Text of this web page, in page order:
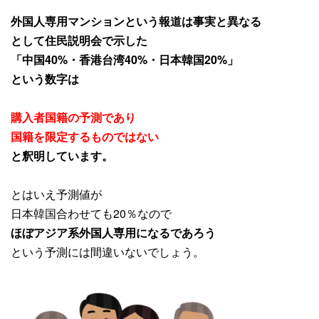
外国人専用マンションという報道は事実と異なる
として住民説明会で示した
「中国40%・香港台湾40%・日本韓国20%」
という数字は
購入者国籍の予測であり
国籍を限定するものではない
と釈明しています。
とはいえ予測値が
日本韓国合わせても20％なので
ほぼアジア系外国人専用になるであろう
という予測には間違いないでしょう。